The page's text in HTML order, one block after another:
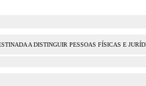
A DISTINGUIR PESSOAS FÍSICAS E